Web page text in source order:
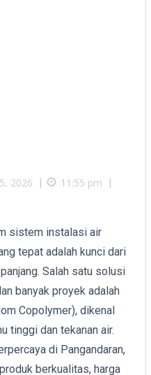
2026 | 11:55 pm
|
sistem instalasi air
tepat adalah kunci dari
Salah satu solusi
banyak proyek adalah
Copolymer), dikenal
tinggi dan tekanan air.
di Pangandaran,
berkualitas, harga